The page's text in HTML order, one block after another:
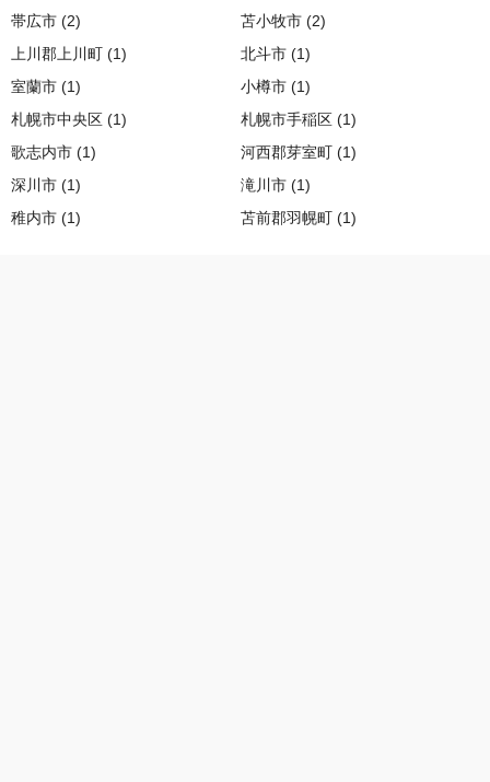
帯広市 (2) 苫小牧市 (2)
上川郡上川町 (1) 北斗市 (1)
室蘭市 (1) 小樽市 (1)
札幌市中央区 (1) 札幌市手稲区 (1)
歌志内市 (1) 河西郡芽室町 (1)
深川市 (1) 滝川市 (1)
稚内市 (1) 苫前郡羽幌町 (1)